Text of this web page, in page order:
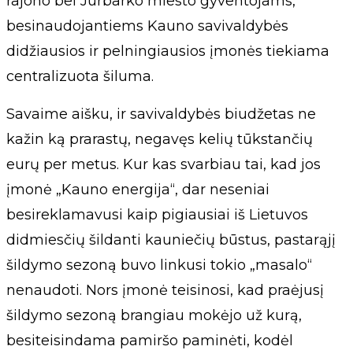
besinaudojantiems Kauno savivaldybės
didžiausios ir pelningiausios įmonės tiekiama
centralizuota šiluma.
Savaime aišku, ir savivaldybės biudžetas ne
kažin ką prarastų, negavęs kelių tūkstančių
eurų per metus. Kur kas svarbiau tai, kad jos
įmonė „Kauno energija“, dar neseniai
besireklamavusi kaip pigiausiai iš Lietuvos
didmiesčių šildanti kauniečių būstus, pastarąjį
šildymo sezoną buvo linkusi tokio „masalo“
nenaudoti. Nors įmonė teisinosi, kad praėjusį
šildymo sezoną brangiau mokėjo už kurą,
besiteisindama pamiršo paminėti, kodėl